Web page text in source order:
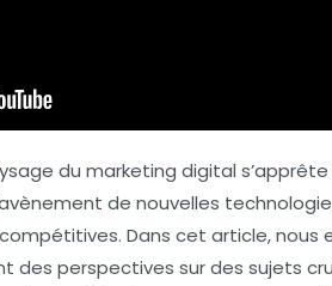
du marketing digital
de nouvelles
Dans cet article, nous
des perspectives sur des sujets